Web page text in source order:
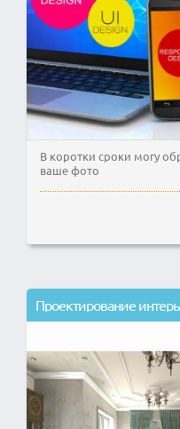
В коротки сроки могу
ваше фото
Проектирование